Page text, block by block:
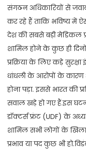
संगठन अधिकारियों से
कर रहे हैं ताकि भविष्य में
देश की सबसे बड़ी मेडिकल
शामिल होने के कुछ ही दिनों
प्रक्रिया के लिए कड़े
धांधली के आरोपों के कारण
होना पड़ा. इससे भारत की
सवाल खड़े हो गए हैं.इस
डॉक्टर्स फ्रंट (UDF) के
शामिल सभी लोगों के
प्रभाव या पद कुछ भी